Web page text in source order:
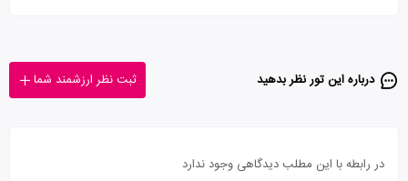
درباره این تور‌ نظر بدهید ثبت نظر ارزشمند شما
در رابطه با این مطلب دیدگاهی وجود ندارد